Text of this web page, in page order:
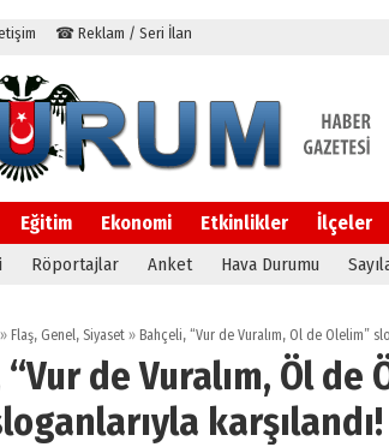
☎ Reklam / Seri İlan
Eğitim Ekonomi Etkinlikler İlçeler
Röportajlar Anket Hava Durumu
» Flaş, Genel, Siyaset » Bahçeli, “Vur de Vuralım, Öl de Ölelim”
de Vuralım, Öl de
karşılandı!